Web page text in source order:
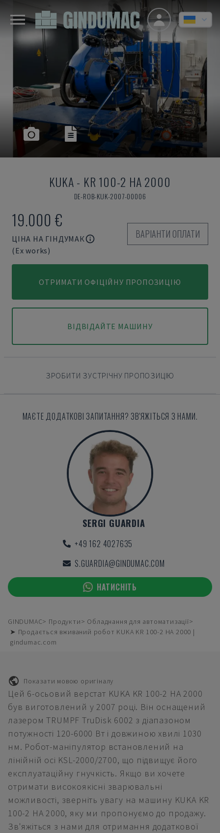
KUKA- KR 100-2 HA 2000
DE-ROB-KUK-2007-00006
19.000 €
ЦІНА НА ГІНДУМАК
(Ex works)
ВАРІАНТИ ОПЛАТИ
ОТРИМАТИ ОФІЦІЙНУ ПРОПОЗИЦІЮ
ВІДВІДАЙТЕ МАШИНУ
ЗРОБИТИ ЗУСТРІЧНУ ПРОПОЗИЦІЮ
МАЄТЕ ДОДАТКОВІ ЗАПИТАННЯ? ЗВ'ЯЖІТЬСЯ З НАМИ.
SERGI GUARDIA
+49 162 4027635
S.GUARDIA@GINDUMAC.COM
НАТИСНІТЬ
GINDUMAC Продукти
Обладнання для автоматизації
➤ Продається вживаний робот KUKA KR 100-2 HA 2000 |
gindumac.com
Показати мовою оригіналу
Цей 6-осьовий верстат KUKA KR 100-2 HA 2000
був виготовлений у 2007 році. Він оснащений
лазером TRUMPF TruDisk 6002 з діапазоном
потужності 120-6000 Вт і довжиною хвилі 1030
нм. Робот-маніпулятор встановлений на
лінійній осі KSL-2000/2700, що підвищує його
експлуатаційну гнучкість. Якщо ви хочете
отримати високоякісні зварювальні
можливості, зверніть увагу на машину KUKA KR
100-2 HA 2000, яку ми пропонуємо до продажу.
Зв'яжіться з нами для отримання додаткової